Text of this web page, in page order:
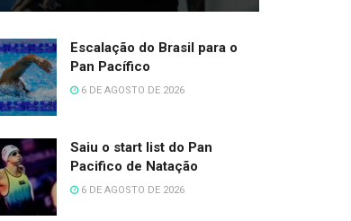
Escalação do Brasil para o
Pan Pacífico
6 DE AGOSTO DE 2026
Saiu o start list do Pan
Pacifico de Natação
6 DE AGOSTO DE 2026